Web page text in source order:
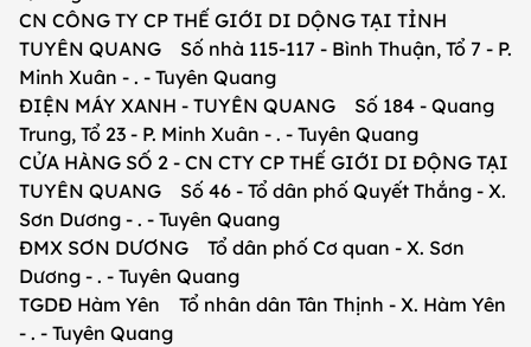
CN CÔNG TY CP THẾ GIỚI DI DỘNG TẠI TỈNH
TUYÊN QUANG Số nhà 115-117 - Bình Thuận, Tổ 7 - P.
Minh Xuân - . - Tuyên Quang
ĐIỆN MÁY XANH - TUYÊN QUANG Số 184 - Quang
Trung, Tổ 23 - P. Minh Xuân - . - Tuyên Quang
CỬA HÀNG SỐ 2 - CN CTY CP THẾ GIỚI DI ĐỘNG TẠI
TUYÊN QUANG Số 46 - Tổ dân phố Quyết Thắng - X.
Sơn Dương - . - Tuyên Quang
ĐMX SƠN DƯƠNG Tổ dân phố Cơ quan - X. Sơn
Dương - . - Tuyên Quang
TGDĐ Hàm Yên Tổ nhân dân Tân Thịnh - X. Hàm Yên
- . - Tuyên Quang